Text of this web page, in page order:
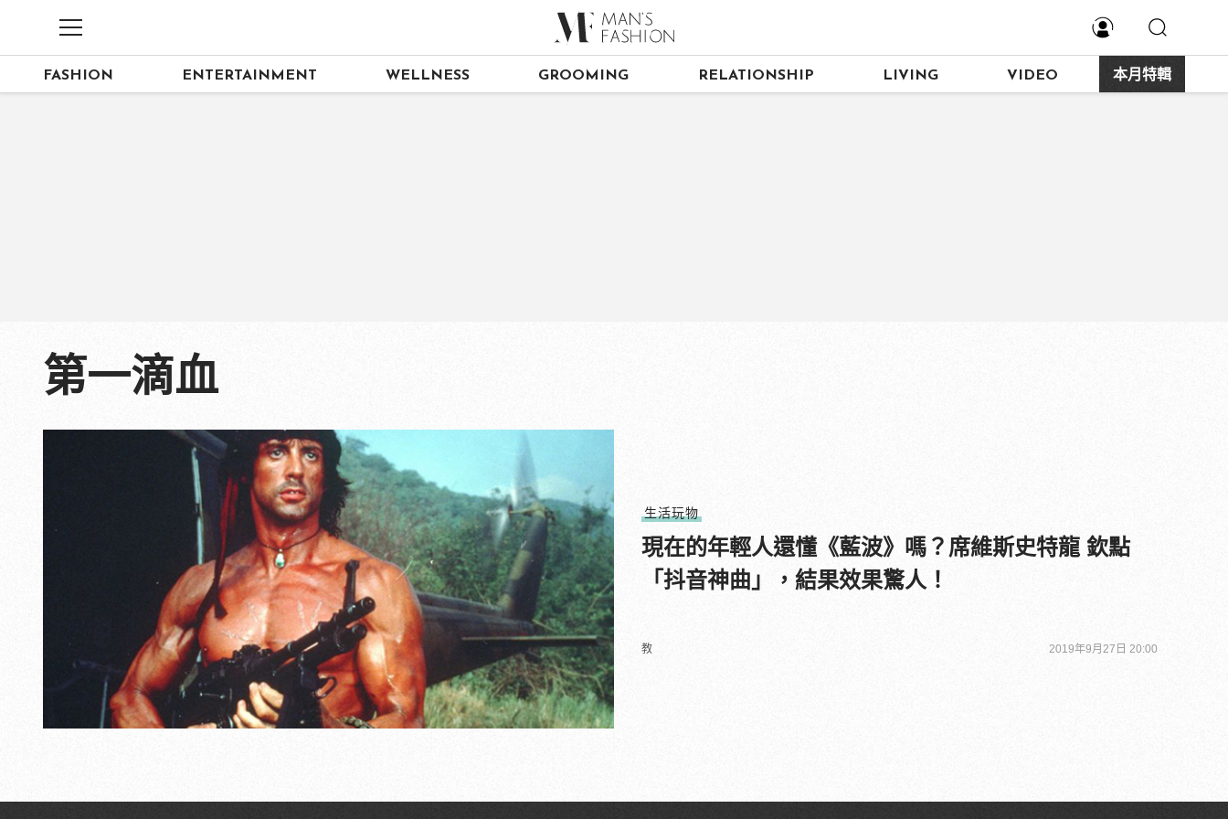
FASHION ENTERTAINMENT WELLNESS GROOMING RELATIONSHIP LIVING VIDEO 本月特輯
第一滴血
生活玩物
現在的年輕人還懂《藍波》嗎？席維斯史特龍 欽點
「抖音神曲」，結果效果驚人！
教 2019年9月27日 20:00